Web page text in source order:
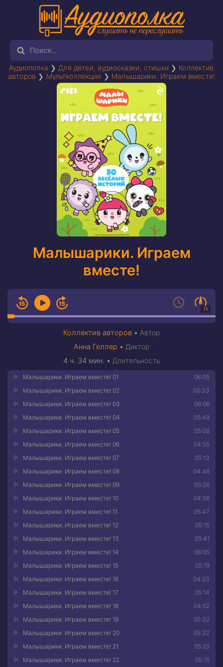
Аудиополка ❯ Для детей, аудиосказки, стишки ❯ Коллектив
авторов ❯ Мультколлекция ❯ Малышарики. Играем вместе!
Малышарики. Играем
вместе!
1X
Коллектив авторов • Автор
Анна Геллер • Диктор
4 ч. 34 мин. •Длительность
06:05
Малышарики. Играем вместе! 01
05:33
Малышарики. Играем вместе! 02
06:06
Малышарики. Играем вместе! 03
05:49
Малышарики. Играем вместе! 04
05:08
Малышарики. Играем вместе! 05
04:55
Малышарики. Играем вместе! 06
05:13
Малышарики. Играем вместе! 07
04:46
Малышарики. Играем вместе! 08
05:26
Малышарики. Играем вместе! 09
04:56
Малышарики. Играем вместе! 10
05:47
Малышарики. Играем вместе! 11
05:15
Малышарики. Играем вместе! 12
05:41
Малышарики. Играем вместе! 13
06:05
Малышарики. Играем вместе! 14
05:19
Малышарики. Играем вместе! 15
04:23
Малышарики. Играем вместе! 16
05:14
Малышарики. Играем вместе! 17
04:52
Малышарики. Играем вместе! 18
05:32
Малышарики. Играем вместе! 19
05:32
Малышарики. Играем вместе! 20
05:25
Малышарики. Играем вместе! 21
05:15
Малышарики. Играем вместе! 22